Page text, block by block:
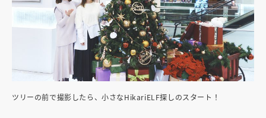
ツリーの前で撮影したら、小さなHikariELF探しのスタート！